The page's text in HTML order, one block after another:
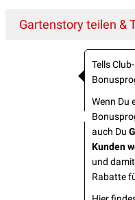
Gartenstory teilen &
Tells
Wenn Du
auch Du
Kunden
und
Rabatte